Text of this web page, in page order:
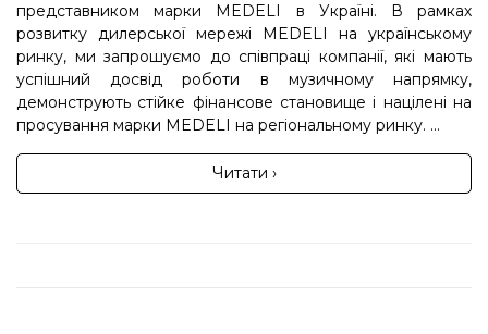
представником марки MEDELI в Україні. В рамках
розвитку дилерської мережі MEDELI на українському
ринку, ми запрошуємо до співпраці компанії, які мають
успішний досвід роботи в музичному напрямку,
демонструють стійке фінансове становище і націлені на
просування марки MEDELI на регіональному ринку. ...
Читати ›